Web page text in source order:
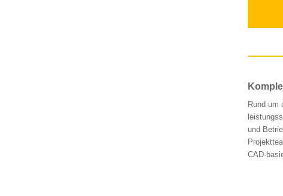
Rund um
und
CAD-